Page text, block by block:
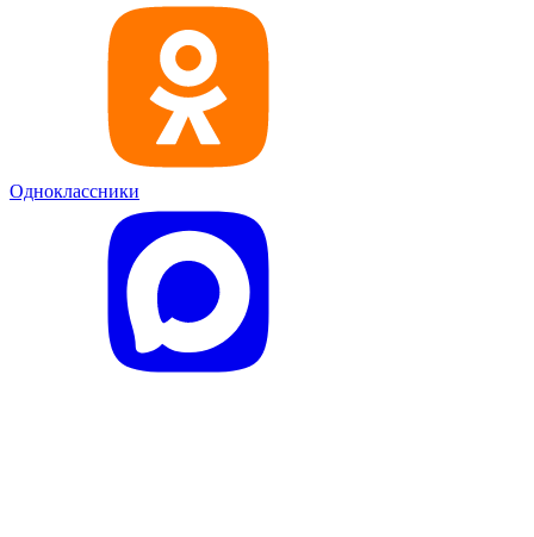
Одноклассники